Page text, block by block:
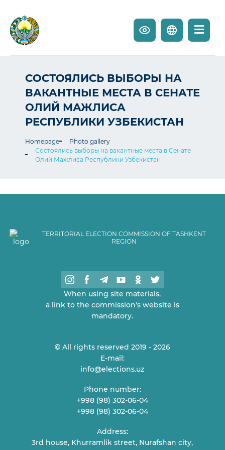
СОСТОЯЛИСЬ ВЫБОРЫ НА
ВАКАНТНЫЕ МЕСТА В СЕНАТЕ
ОЛИЙ МАЖЛИСА
РЕСПУБЛИКИ УЗБЕКИСТАН
Homepage
Photo gallery
Состоялись выборы на вакантные места в Сенате
Олий Мажлиса Республики Узбекистан
TERRITORIAL ELECTION COMMISSION OF TASHKENT
REGION
When using site materials,
a link to the commission's website is
mandatory.
© All rights reserved 2019 - 2026
E-mail:
info@elections.uz
Phone number:
+998 (98) 302-06-04
+998 (98) 302-06-04
Address:
3rd house, Khurramlik street, Nurafshan city,